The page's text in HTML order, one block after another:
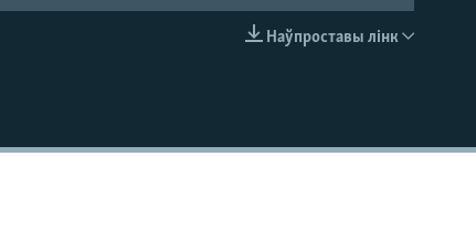
Наўпроставы лінк